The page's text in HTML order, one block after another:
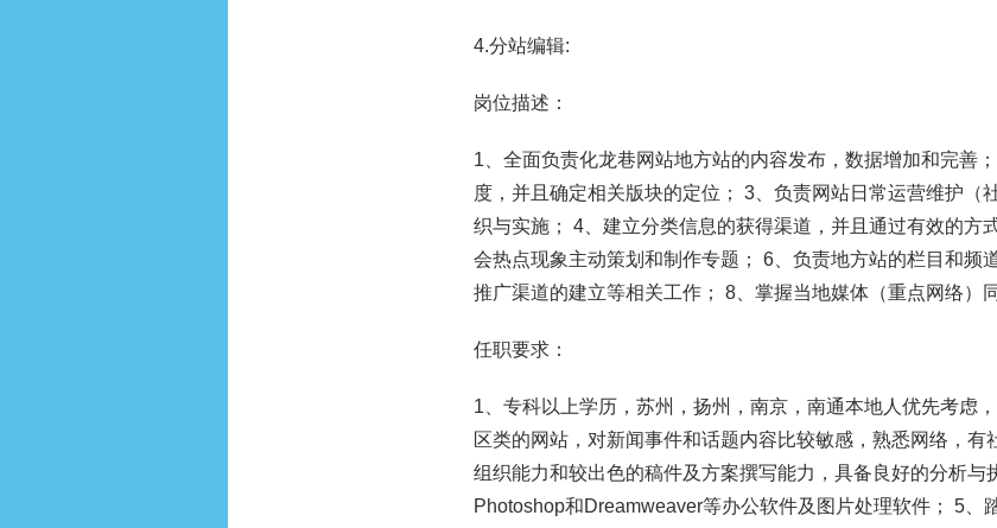
4.分站编辑:
岗位描述：
1、全面负责化龙巷网站地方站的内容发布，数据增加和完善
度，并且确定相关版块的定位； 3、负责网站日常运营维护（
织与实施； 4、建立分类信息的获得渠道，并且通过有效的方
会热点现象主动策划和制作专题； 6、负责地方站的栏目和频
推广渠道的建立等相关工作； 8、掌握当地媒体（重点网络）
任职要求：
1、专科以上学历，苏州，扬州，南京，南通本地人优先考虑
区类的网站，对新闻事件和话题内容比较敏感，熟悉网络，有
组织能力和较出色的稿件及方案撰写能力，具备良好的分析与
Photoshop和Dreamweaver等办公软件及图片处理软件； 5、